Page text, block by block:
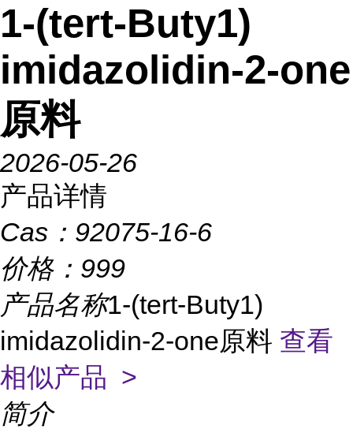
1-(tert-Buty1)
imidazolidin-2-one
原料
2026-05-26
产品详情
Cas： 92075-16-6
价格： 999
产品名称1-(tert-Buty1)
imidazolidin-2-one原料 查看
相似产品 >
简介